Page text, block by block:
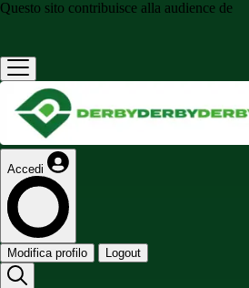
Questo sito contribuisce alla audience de
Accedi
Modifica profilo Logout